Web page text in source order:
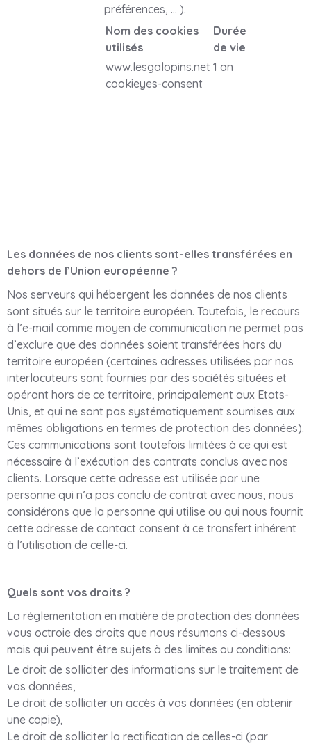
préférences, … ).
Nom des cookies
utilisés
Durée
de vie
www.lesgalopins.net
cookieyes-consent
1 an
Les données de nos clients sont-elles transférées en
dehors de l’Union européenne ?
Nos serveurs qui hébergent les données de nos clients
sont situés sur le territoire européen. Toutefois, le recours
à l’e-mail comme moyen de communication ne permet pas
d’exclure que des données soient transférées hors du
territoire européen (certaines adresses utilisées par nos
interlocuteurs sont fournies par des sociétés situées et
opérant hors de ce territoire, principalement aux Etats-
Unis, et qui ne sont pas systématiquement soumises aux
mêmes obligations en termes de protection des données).
Ces communications sont toutefois limitées à ce qui est
nécessaire à l’exécution des contrats conclus avec nos
clients. Lorsque cette adresse est utilisée par une
personne qui n’a pas conclu de contrat avec nous, nous
considérons que la personne qui utilise ou qui nous fournit
cette adresse de contact consent à ce transfert inhérent
à l’utilisation de celle-ci.
Quels sont vos droits ?
La réglementation en matière de protection des données
vous octroie des droits que nous résumons ci-dessous
mais qui peuvent être sujets à des limites ou conditions:
Le droit de solliciter des informations sur le traitement de
vos données,
Le droit de solliciter un accès à vos données (en obtenir
une copie),
Le droit de solliciter la rectification de celles-ci (par